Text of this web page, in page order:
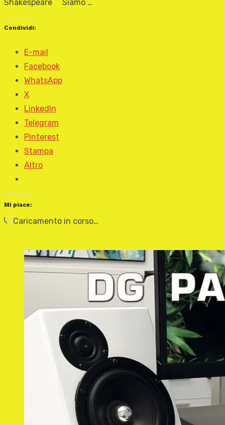
Shakespeare Siamo …
Condividi:
E-mail
Facebook
WhatsApp
X
LinkedIn
Telegram
Pinterest
Stampa
Altro
Mi piace:
Caricamento in corso…